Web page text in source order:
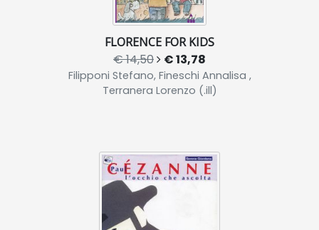
FLORENCE FOR KIDS
€ 14,50 € 13,78
Filipponi Stefano, Fineschi Annalisa ,
Terranera Lorenzo (.ill)